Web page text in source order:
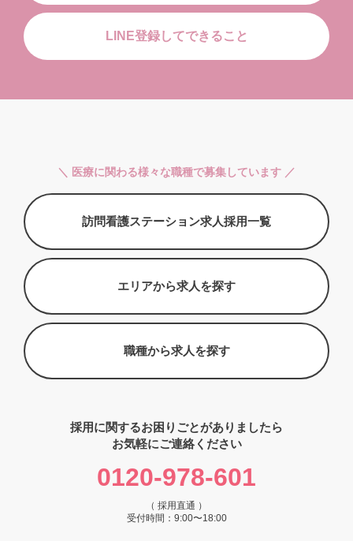
LINE登録してできること
＼ 医療に関わる様々な職種で募集しています ／
訪問看護ステーション求人採用一覧
エリアから求人を探す
職種から求人を探す
採用に関するお困りごとがありましたら
お気軽にご連絡ください
0120-978-601
（ 採用直通 ）
受付時間：9:00〜18:00